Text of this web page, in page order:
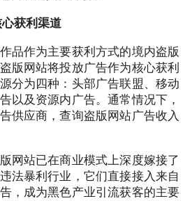
获利渠道
作为主要获利方式的境内盗版
版网站将投放广告作为核心获利
分为四种：头部广告联盟、移动
以及资源内广告。通常情况下，
供应商，查询盗版网站广告收入
站已在商业模式上深度嫁接了
法暴利行业，它们直接接入来自
，成为黑色产业引流获客的主要